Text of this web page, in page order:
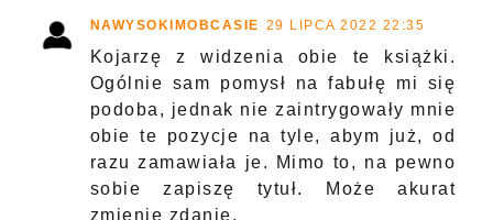
NAWYSOKIMOBCASIE 29 LIPCA 2022 22:35
Kojarzę z widzenia obie te książki.
Ogólnie sam pomysł na fabułę mi się
podoba, jednak nie zaintrygowały mnie
obie te pozycje na tyle, abym już, od
razu zamawiała je. Mimo to, na pewno
sobie zapiszę tytuł. Może akurat
zmienię zdanie.